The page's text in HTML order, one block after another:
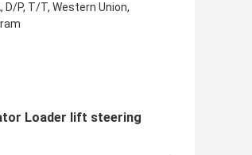
D/P, T/T, Western Union,
Loader lift steering